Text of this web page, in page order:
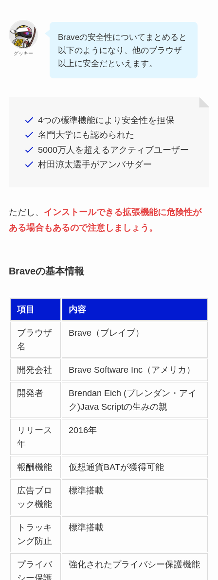
グッキー
Braveの安全性についてまとめると
以下のようになり、他のブラウザ
以上に安全だといえます。
4つの標準機能により安全性を担保
名門大学にも認められた
5000万人を超えるアクティブユーザー
村田涼太選手がアンバサダー
ただし、 インストールできる拡張機能に危険性が
ある場合もあるので注意しましょう。
Braveの基本情報
項目 内容
ブラウザ
名
Brave（ブレイブ）
開発会社 Brave Software Inc（アメリカ）
開発者
Brendan Eich (ブレンダン・アイ
ク)Java Scriptの生みの親
リリース
年
2016年
報酬機能 仮想通貨BATが獲得可能
広告ブロ
ック機能
標準搭載
トラッキ
ング防止
標準搭載
プライバ
シー保護
強化されたプライバシー保護機能